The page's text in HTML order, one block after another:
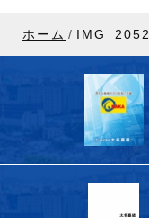
ホーム IMG_2052